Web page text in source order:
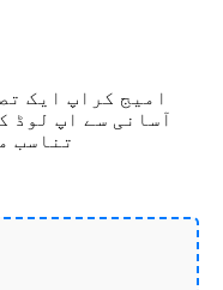
امیج کراپ ایک
آسانی سے اپ لوڈ
تناسب